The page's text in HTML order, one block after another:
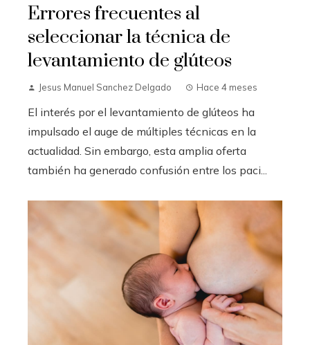
Errores frecuentes al
seleccionar la técnica de
levantamiento de glúteos
Jesus Manuel Sanchez Delgado Hace 4 meses
El interés por el levantamiento de glúteos ha
impulsado el auge de múltiples técnicas en la
actualidad. Sin embargo, esta amplia oferta
también ha generado confusión entre los paci...